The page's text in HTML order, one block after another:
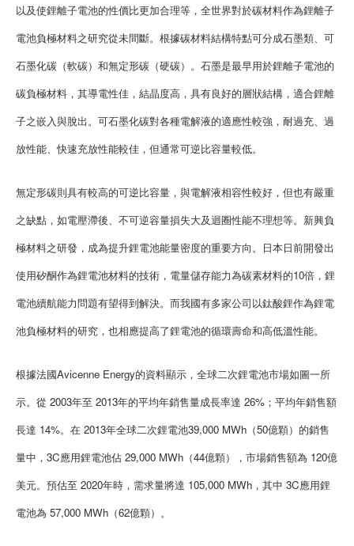
以及使鋰離子電池的性價比更加合理等，全世界對於碳材料作為鋰離子
電池負極材料之研究從未間斷。根據碳材料結構特點可分成石墨類、可
石墨化碳（軟碳）和無定形碳（硬碳）。石墨是最早用於鋰離子電池的
碳負極材料，其導電性佳，結晶度高，具有良好的層狀結構，適合鋰離
子之嵌入與脫出。可石墨化碳對各種電解液的適應性較強，耐過充、過
放性能、快速充放性能較佳，但通常可逆比容量較低。
無定形碳則具有較高的可逆比容量，與電解液相容性較好，但也有嚴重
之缺點，如電壓滯後、不可逆容量損失大及迴圈性能不理想等。新興負
極材料之研發，成為提升鋰電池能量密度的重要方向。日本日前開發出
使用矽酮作為鋰電池材料的技術，電量儲存能力為碳素材料的10倍，鋰
電池續航能力問題有望得到解決。而我國有多家公司以鈦酸鋰作為鋰電
池負極材料的研究，也相應提高了鋰電池的循環壽命和高低溫性能。
根據法國Avicenne Energy的資料顯示，全球二次鋰電池市場如圖一所
示。從 2003年至 2013年的平均年銷售量成長率達 26%；平均年銷售額
長達 14%。在 2013年全球二次鋰電池39,000 MWh（50億顆）的銷售
量中，3C應用鋰電池佔 29,000 MWh（44億顆），市場銷售額為 120億
美元。預估至 2020年時，需求量將達 105,000 MWh，其中 3C應用鋰
電池為 57,000 MWh（62億顆）。